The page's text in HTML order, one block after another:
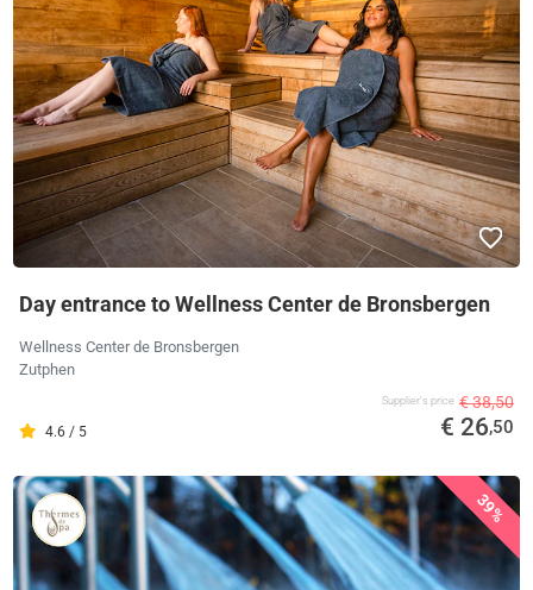
Day entrance to Wellness Center de Bronsbergen
Wellness Center de Bronsbergen
Zutphen
4.6 / 5
Supplier's price € 38,50
€ 26,50
39%